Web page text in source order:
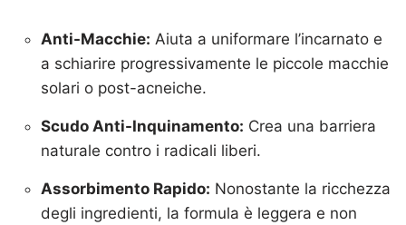
Anti-Macchie: Aiuta a uniformare l’incarnato e
a schiarire progressivamente le piccole macchie
solari o post-acneiche.
Scudo Anti-Inquinamento: Crea una barriera
naturale contro i radicali liberi.
Assorbimento Rapido: Nonostante la ricchezza
degli ingredienti, la formula è leggera e non